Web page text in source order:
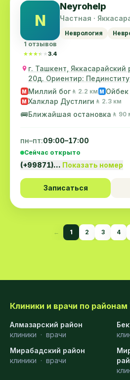
N
1 отзывов
★★★★★
★★★★★3.4
Neyrohelp
Частная ·
Неврология
г. Ташкент, Яккасарайский
20д. Ориентир:
M Миллий бог 🚶 2.2 км M Ойбек
M Халклар Дустлиги 🚶 2.3 км
🚌Ближайшая остановка 🚶 90
пн–пт:09:00–17:00
Сейчас открыто
(+99871)… Показать номер
Записаться
← 1 2 3 4
Клиники и врачи по
Алмазарский район
клиники · врачи
Мирабадский район
клиники · врачи